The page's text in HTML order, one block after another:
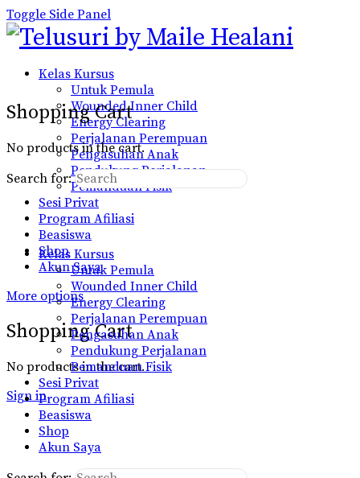
Toggle Side Panel
Kelas Kursus
Untuk Pemula
Wounded Inner Child
Energy Clearing
Perjalanan Perempuan
Pengasuhan Anak
Pendukung Perjalanan
Pemanduan Fisik
Sesi Privat
Program Afiliasi
Beasiswa
Shop
Akun Saya
More options
Shopping Cart
No products in the cart.
Sign in
Shopping Cart
No products in the cart.
Search for:
Kelas Kursus
Untuk Pemula
Wounded Inner Child
Energy Clearing
Perjalanan Perempuan
Pengasuhan Anak
Pendukung Perjalanan
Pemanduan Fisik
Sesi Privat
Program Afiliasi
Beasiswa
Shop
Akun Saya